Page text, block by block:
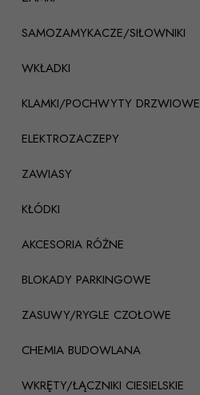
SAMOZAMYKACZE/SIŁOWNIKI
WKŁADKI
KLAMKI/POCHWYTY DRZWIOWE
ELEKTROZACZEPY
ZAWIASY
KŁÓDKI
AKCESORIA RÓŻNE
BLOKADY PARKINGOWE
ZASUWY/RYGLE CZOŁOWE
CHEMIA BUDOWLANA
WKRĘTY/ŁĄCZNIKI CIESIELSKIE